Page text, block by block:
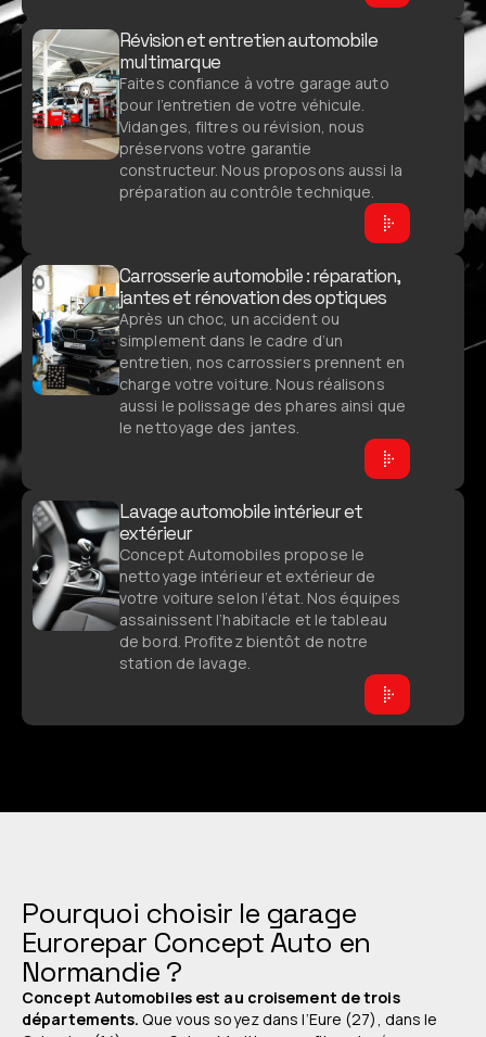
Révision et entretien automobile
multimarque
Faites confiance à votre garage auto
pour l’entretien de votre véhicule.
Vidanges, filtres ou révision, nous
préservons votre garantie
constructeur. Nous proposons aussi la
préparation au contrôle technique.
Carrosserie automobile : réparation,
jantes et rénovation des optiques
Après un choc, un accident ou
simplement dans le cadre d’un
entretien, nos carrossiers prennent en
charge votre voiture. Nous réalisons
aussi le polissage des phares ainsi que
le nettoyage des jantes.
Lavage automobile intérieur et
extérieur
Concept Automobiles propose le
nettoyage intérieur et extérieur de
votre voiture selon l’état. Nos équipes
assainissent l’habitacle et le tableau
de bord. Profitez bientôt de notre
station de lavage.
Pourquoi choisir le garage
Eurorepar Concept Auto en
Normandie ?
Concept Automobiles est au croisement de trois
départements. Que vous soyez dans l’Eure (27), dans le